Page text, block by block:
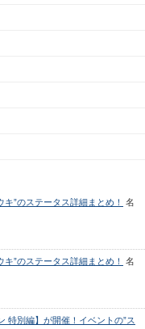
”のステータス詳細まとめ！
名
”のステータス詳細まとめ！
名
特別編】が開催！イベントの”ス